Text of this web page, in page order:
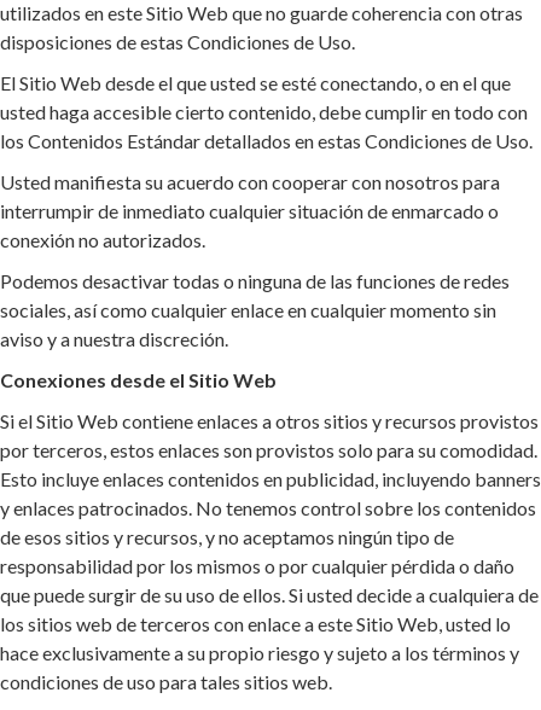
utilizados en este Sitio Web que no guarde coherencia con otras
disposiciones de estas Condiciones de Uso.
El Sitio Web desde el que usted se esté conectando, o en el que
usted haga accesible cierto contenido, debe cumplir en todo con
los Contenidos Estándar detallados en estas Condiciones de Uso.
Usted manifiesta su acuerdo con cooperar con nosotros para
interrumpir de inmediato cualquier situación de enmarcado o
conexión no autorizados.
Podemos desactivar todas o ninguna de las funciones de redes
sociales, así como cualquier enlace en cualquier momento sin
aviso y a nuestra discreción.
Conexiones desde el Sitio Web
Si el Sitio Web contiene enlaces a otros sitios y recursos provistos
por terceros, estos enlaces son provistos solo para su comodidad.
Esto incluye enlaces contenidos en publicidad, incluyendo banners
y enlaces patrocinados. No tenemos control sobre los contenidos
de esos sitios y recursos, y no aceptamos ningún tipo de
responsabilidad por los mismos o por cualquier pérdida o daño
que puede surgir de su uso de ellos. Si usted decide a cualquiera de
los sitios web de terceros con enlace a este Sitio Web, usted lo
hace exclusivamente a su propio riesgo y sujeto a los términos y
condiciones de uso para tales sitios web.